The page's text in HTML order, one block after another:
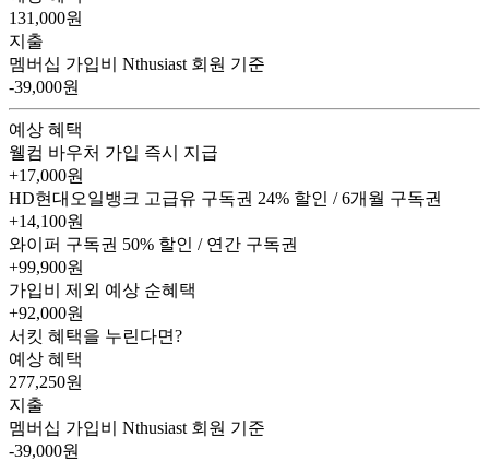
131,000원
지출
멤버십 가입비
Nthusiast 회원 기준
-39,000원
예상 혜택
웰컴 바우처 가입 즉시 지급
+17,000원
HD현대오일뱅크 고급유 구독권 24% 할인 / 6개월 구독권
+14,100원
와이퍼 구독권 50% 할인 / 연간 구독권
+99,900원
가입비 제외 예상 순혜택
+92,000원
서킷 혜택을 누린다면?
예상 혜택
277,250원
지출
멤버십 가입비
Nthusiast 회원 기준
-39,000원